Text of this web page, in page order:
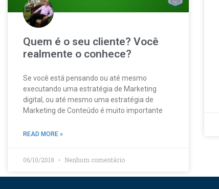
Quem é o seu cliente? Você
realmente o conhece?
Se você está pensando ou até mesmo
executando uma estratégia de Marketing
digital, ou até mesmo uma estratégia de
Marketing de Conteúdo é muito importante
READ MORE »
06/10/2018 Nenhum comentário